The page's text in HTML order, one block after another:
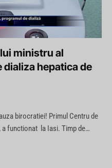
ministru al
dializa hepatica de
birocratiei! Primul Centru de
a functionat la Iasi. Timp de…